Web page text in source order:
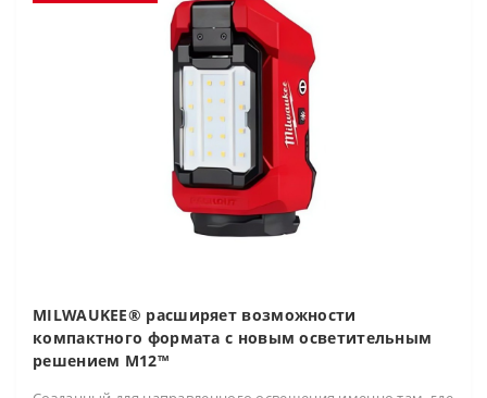
MILWAUKEE® расширяет возможности
компактного формата с новым осветительным
решением M12™